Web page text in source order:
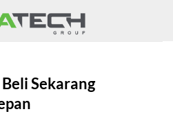
Sekarang